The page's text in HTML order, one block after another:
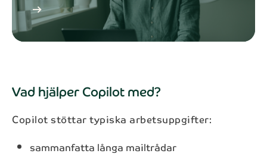
arrow_right_alt
Vad hjälper Copilot med?
Copilot stöttar typiska arbetsuppgifter:
sammanfatta långa mailtrådar